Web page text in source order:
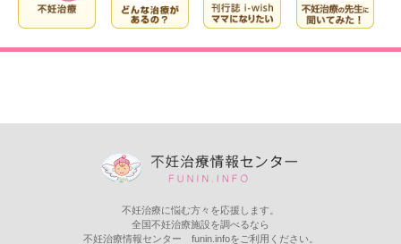
不妊治療に悩む方々を応援します。
全国不妊治療施設を調べるなら
不妊治療情報センター funin.infoをご利用ください。